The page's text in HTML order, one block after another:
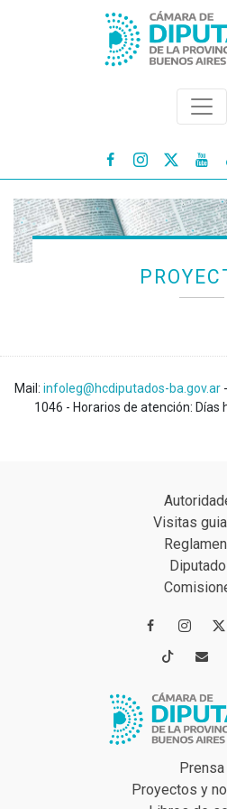
 
Mail: infoleg@hcdiputados-ba.gov.ar
1046 - Horarios de atención: Días
Visitas


Prensa
Proyectos y